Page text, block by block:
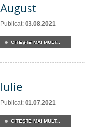
August
Publicat: 03.08.2021
CITEŞTE MAI MULT...
Iulie
Publicat: 01.07.2021
CITEŞTE MAI MULT...